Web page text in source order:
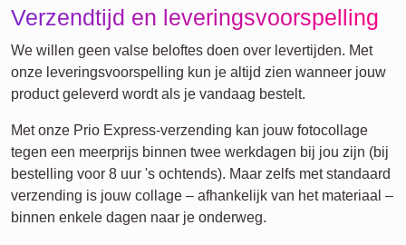
Honden
Katten